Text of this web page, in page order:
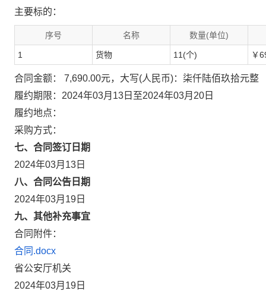
主要标的：
序号 名称 数量(单位)
1 货物 11(个) ￥
合同金额： 7,690.00元，大写(人民币)：柒仟陆佰玖拾元整
履约期限：2024年03月13日至2024年03月20日
履约地点：
采购方式：
七、合同签订日期
2024年03月13日
八、合同公告日期
2024年03月19日
九、其他补充事宜
合同附件：
合同.docx
省公安厅机关
2024年03月19日